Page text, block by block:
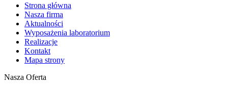
Strona główna
Nasza firma
Aktualności
Wyposażenia laboratorium
Realizacje
Kontakt
Mapa strony
Nasza Oferta